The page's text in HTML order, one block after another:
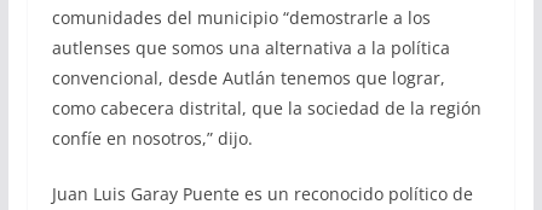
comunidades del municipio “demostrarle a los
autlenses que somos una alternativa a la política
convencional, desde Autlán tenemos que lograr,
como cabecera distrital, que la sociedad de la región
confíe en nosotros,” dijo.
Juan Luis Garay Puente es un reconocido político de